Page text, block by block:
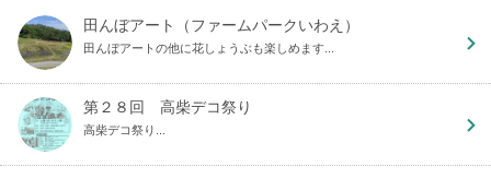
田んぼアート（ファームパークいわえ）
田んぼアートの他に花しょうぶも楽しめます...
第２８回 高柴デコ祭り
高柴デコ祭り...